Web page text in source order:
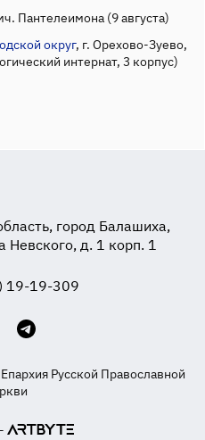
Пантелеимона (9 августа)
округ, г. Орехово-Зуево,
интернат, 3 корпус)
город Балашиха,
Невского, д. 1 корп. 1
19-19-309
Русской Православной